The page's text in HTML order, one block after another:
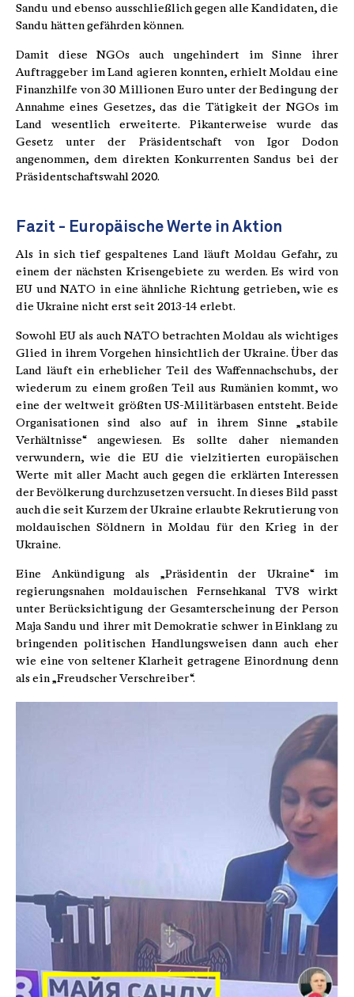
Sandu und ebenso ausschließlich gegen alle Kandidaten, die
Sandu hätten gefährden können.
Damit diese NGOs auch ungehindert im Sinne ihrer
Auftraggeber im Land agieren konnten, erhielt Moldau eine
Finanzhilfe von 30 Millionen Euro unter der Bedingung der
Annahme eines Gesetzes, das die Tätigkeit der NGOs im
Land wesentlich erweiterte. Pikanterweise wurde das
Gesetz unter der Präsidentschaft von Igor Dodon
angenommen, dem direkten Konkurrenten Sandus bei der
Präsidentschaftswahl 2020.
Fazit - Europäische Werte in Aktion
Als in sich tief gespaltenes Land läuft Moldau Gefahr, zu
einem der nächsten Krisengebiete zu werden. Es wird von
EU und NATO in eine ähnliche Richtung getrieben, wie es
die Ukraine nicht erst seit 2013-14 erlebt.
Sowohl EU als auch NATO betrachten Moldau als wichtiges
Glied in ihrem Vorgehen hinsichtlich der Ukraine. Über das
Land läuft ein erheblicher Teil des Waffennachschubs, der
wiederum zu einem großen Teil aus Rumänien kommt, wo
eine der weltweit größten US-Militärbasen entsteht. Beide
Organisationen sind also auf in ihrem Sinne „stabile
Verhältnisse“ angewiesen. Es sollte daher niemanden
verwundern, wie die EU die vielzitierten europäischen
Werte mit aller Macht auch gegen die erklärten Interessen
der Bevölkerung durchzusetzen versucht. In dieses Bild passt
auch die seit Kurzem der Ukraine erlaubte Rekrutierung von
moldauischen Söldnern in Moldau für den Krieg in der
Ukraine.
Eine Ankündigung als „Präsidentin der Ukraine“ im
regierungsnahen moldauischen Fernsehkanal TV8 wirkt
unter Berücksichtigung der Gesamterscheinung der Person
Maja Sandu und ihrer mit Demokratie schwer in Einklang zu
bringenden politischen Handlungsweisen dann auch eher
wie eine von seltener Klarheit getragene Einordnung denn
als ein „Freudscher Verschreiber“.